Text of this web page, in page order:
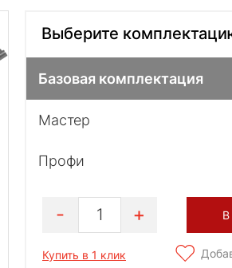
Выберите
Базовая комплектация
Мастер
Профи
1
Купить в 1 клик